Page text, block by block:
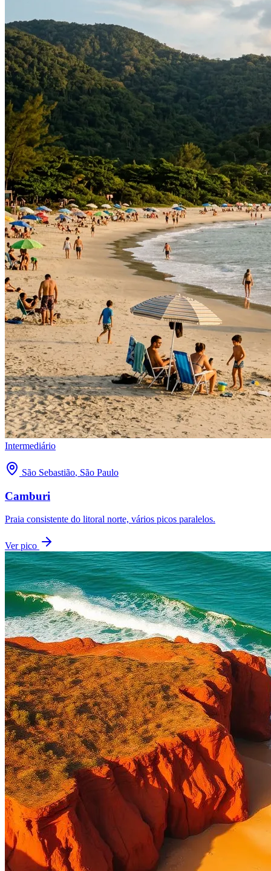
Intermediário
São Sebastião, São Paulo
Camburi
Praia consistente do litoral norte, vários picos paralelos.
Ver pico